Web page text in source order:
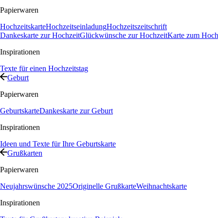
Papierwaren
HochzeitskarteHochzeitseinladungHochzeitszeitschrift
Dankeskarte zur HochzeitGlückwünsche zur HochzeitKarte zum
Inspirationen
Texte für einen Hochzeitstag
Geburt
Papierwaren
GeburtskarteDankeskarte zur Geburt
Inspirationen
Ideen und Texte für Ihre Geburtskarte
Grußkarten
Papierwaren
Neujahrswünsche 2025Originelle GrußkarteWeihnachtskarte
Inspirationen